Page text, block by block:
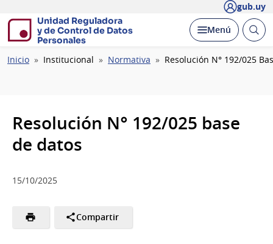
gub.uy
Unidad Reguladora
y de Control de Datos
Personales
Desplegar
Menú Abrir
Ruta
Inicio Institucional Normativa Resolución N° 192/025
Resolución N° 192/025 base
de datos
15/10/2025
Compartir